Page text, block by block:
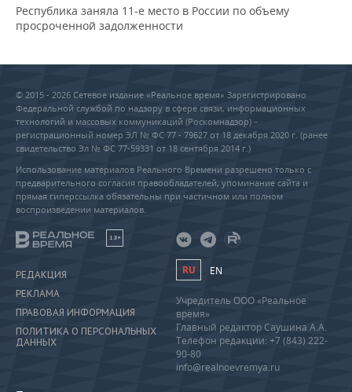
Республика заняла 11-е место в России по объему
просроченной задолженности
© 2015 - 2026 Сетевое издание «Реальное время» Зарегистрировано
Федеральной службой по надзору в сфере связи, информационных
технологий и массовых коммуникаций (Роскомнадзор) –
регистрационный номер ЭЛ № ФС 77 - 79627 от 18 декабря 2020 г. (ранее
свидетельство Эл № ФС 77-59331 от 18 сентября 2014 г.)
Использование материалов Реального Времени разрешено только с
предварительного согласия правообладателей, упоминание сайта и
прямая гиперссылка обязательны при частичном или полном
воспроизведении материалов.
18+
РЕДАКЦИЯ
РЕКЛАМА
ПРАВОВАЯ ИНФОРМАЦИЯ
ПОЛИТИКА О ПЕРСОНАЛЬНЫХ
ДАННЫХ
RU EN
Учредитель ООО «Реальное
время»
Главный редактор Саушина А.А.
Телефон редакции: +7 (843) 222-
90-80
info@realnoevremya.ru